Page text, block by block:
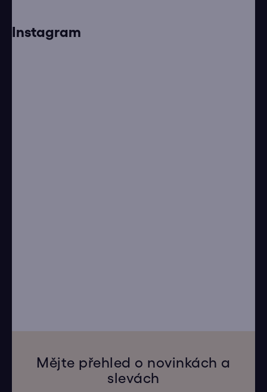
Instagram
Mějte přehled o novinkách a
slevách